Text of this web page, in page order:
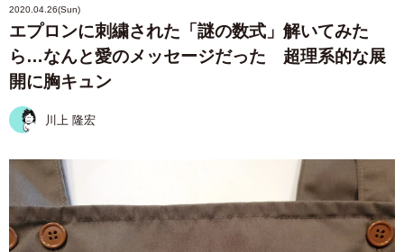
2020.04.26(Sun)
エプロンに刺繍された「謎の数式」解いてみた
ら…なんと愛のメッセージだった 超理系的な展
開に胸キュン
川上 隆宏